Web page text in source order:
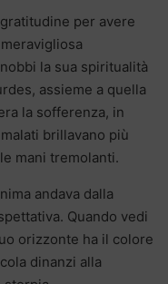
per avere
la sua spiritualità
assieme a quella
la sofferenza, in
brillavano più
mani tremolanti.
andava dalla
Quando vedi
orizzonte ha il colore
dinanzi alla